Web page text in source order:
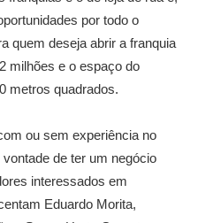
por todo o
quem deseja abrir a franquia
milhões e o espaço do
metros quadrados.
ou sem experiência no
de ter um negócio
interessados em
Eduardo Morita,